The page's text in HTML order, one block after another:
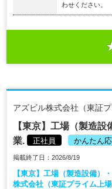
わせください。
アズビル株式会社（東証プ
【東京】工場（製造
業.
正社員 かんたん
掲載終了日：2026/8/19
【東京】工場（製造設備）
株式会社（東証プライム上場